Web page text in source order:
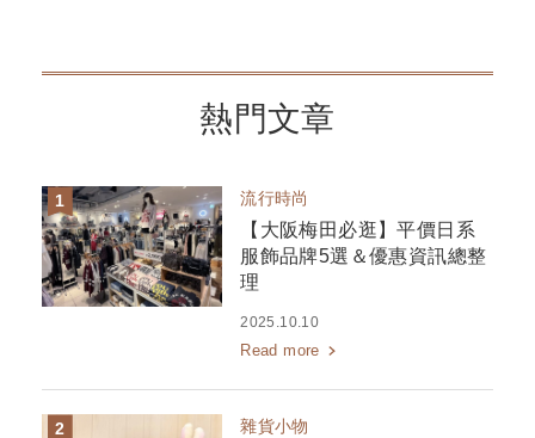
熱門文章
流行時尚
【大阪梅田必逛】平價日系
服飾品牌5選＆優惠資訊總整
理
2025.10.10
Read more
雜貨小物